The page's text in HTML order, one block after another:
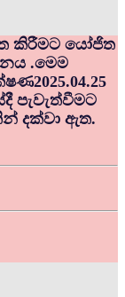
කිරීමට යෝජිත
.මෙම
පැවැත්වීමට
දක්වා ඇත.